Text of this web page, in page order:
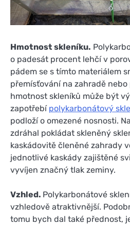
Hmotnost skleníku.
o padesát procent lehčí v
pádem se s tímto materiálem
přemísťování na zahradě
hmotnost skleníků může být
zapotřebí polykarbonátový
podloží o omezené nosnosti.
zdráhal pokládat skleněný
kaskádovitě členěné zahrady
jednotlivé kaskády zajištěné
vyvíjen značný tlak zeminy.
Vzhled. Polykarbonátové
vzhledově atraktivnější.
tomu bych dal také přednost,